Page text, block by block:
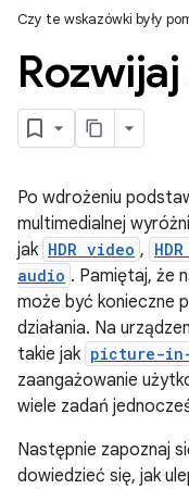
Czy te wskazówki były
Po wdrożeniu
multimedialnej
jak HDR video ,
audio . Pamiętaj, że
może być konieczne
działania. Na
takie jak picture-
zaangażowanie
wiele zadań
Następnie zapoznaj
dowiedzieć się, jak